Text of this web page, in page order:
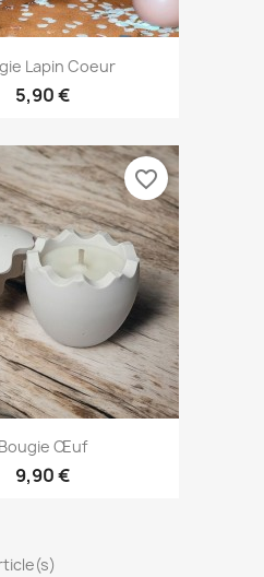
rapide
Lapin Coeur
5,90 €
Aperçu rapide
Bougie Œuf
9,90 €
favorite_border